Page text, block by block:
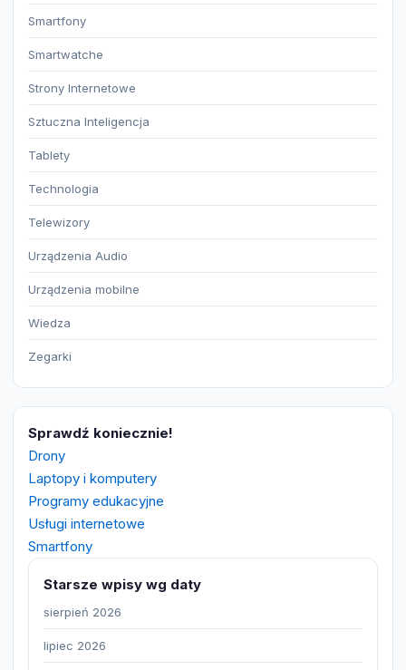
Smartfony
Smartwatche
Strony Internetowe
Sztuczna Inteligencja
Tablety
Technologia
Telewizory
Urządzenia Audio
Urządzenia mobilne
Wiedza
Zegarki
Sprawdź koniecznie!
Drony
Laptopy i komputery
Programy edukacyjne
Usługi internetowe
Smartfony
Starsze wpisy wg daty
sierpień 2026
lipiec 2026